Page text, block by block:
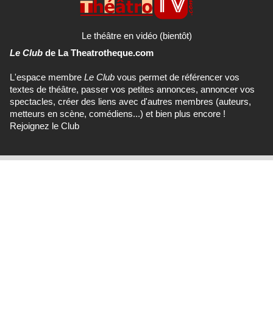
Le théâtre en vidéo (bientôt)
Le Club de La Theatrotheque.com
L'espace membre Le Club vous permet de référencer vos
textes de théâtre, passer vos petites annonces, annoncer vos
spectacles, créer des liens avec d'autres membres (auteurs,
metteurs en scène, comédiens...) et bien plus encore !
Rejoignez le Club